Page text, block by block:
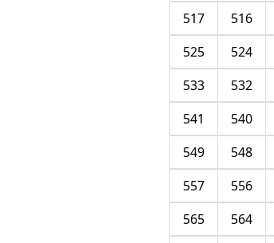
516
517
524
525
532
533
540
541
548
549
556
557
564
565